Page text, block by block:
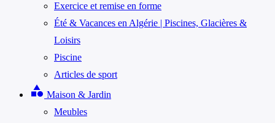
Exercice et remise en forme
Été & Vacances en Algérie | Piscines, Glacières &
Loisirs
Piscine
Articles de sport
category Maison & Jardin
Meubles